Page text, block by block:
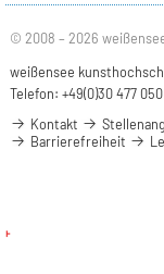
© 2008 – 2026
weißensee
Telefon: +49(0)30 477
Kontakt
Barrierefreiheit